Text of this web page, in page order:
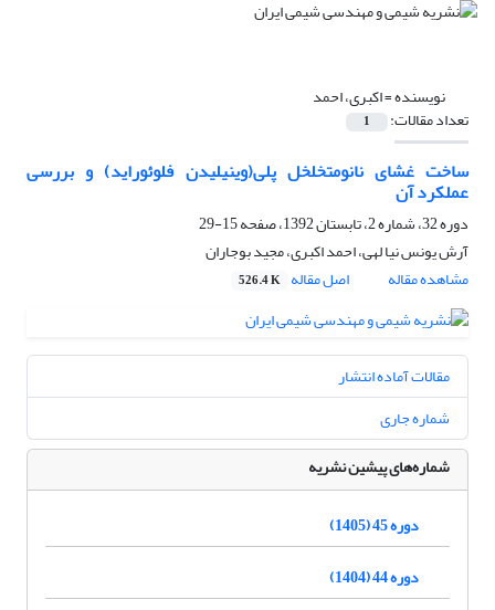
نویسنده =اکبری، احمد
تعداد مقالات: 1
ساخت غشای نانومتخلخل پلی(وینیلیدن فلوئوراید) و بررسی
عملکرد آن
دوره 32، شماره 2، تابستان 1392، صفحه
15-29
آرش یونس نیا لهی، احمد اکبری، مجید بوجاران
مشاهده مقاله
اصل مقاله 526.4 K
مقالات آماده انتشار
شماره جاری
شماره‌های پیشین نشریه
دوره 45 (1405)
دوره 44 (1404)